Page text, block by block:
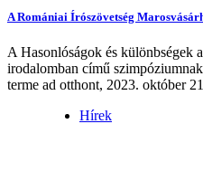
A Romániai Írószövetség
A Hasonlóságok és különbségek
irodalomban című
terme ad otthont, 2023. október
Hírek